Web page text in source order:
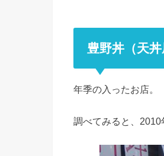
豊野丼（天
年季の入ったお店。
調べてみると、2010